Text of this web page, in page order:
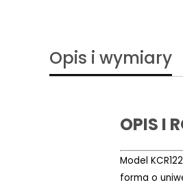
Opis i wymiary
OPIS I
Model
forma o